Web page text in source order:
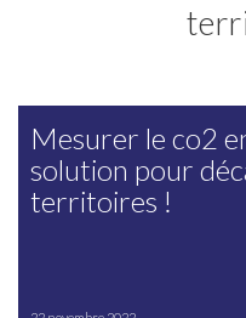
Mesurer le co2
solution pour
territoires !